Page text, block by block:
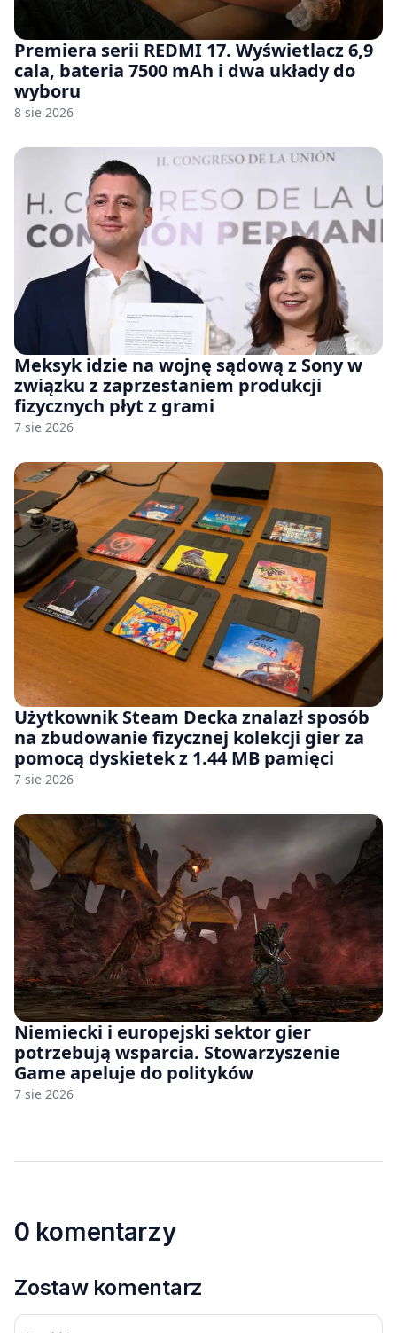
Premiera serii REDMI 17. Wyświetlacz 6,9
cala, bateria 7500 mAh i dwa układy do
wyboru
8 sie 2026
Meksyk idzie na wojnę sądową z Sony w
związku z zaprzestaniem produkcji
fizycznych płyt z grami
7 sie 2026
Użytkownik Steam Decka znalazł sposób
na zbudowanie fizycznej kolekcji gier za
pomocą dyskietek z 1.44 MB pamięci
7 sie 2026
Niemiecki i europejski sektor gier
potrzebują wsparcia. Stowarzyszenie
Game apeluje do polityków
7 sie 2026
0 komentarzy
Zostaw komentarz